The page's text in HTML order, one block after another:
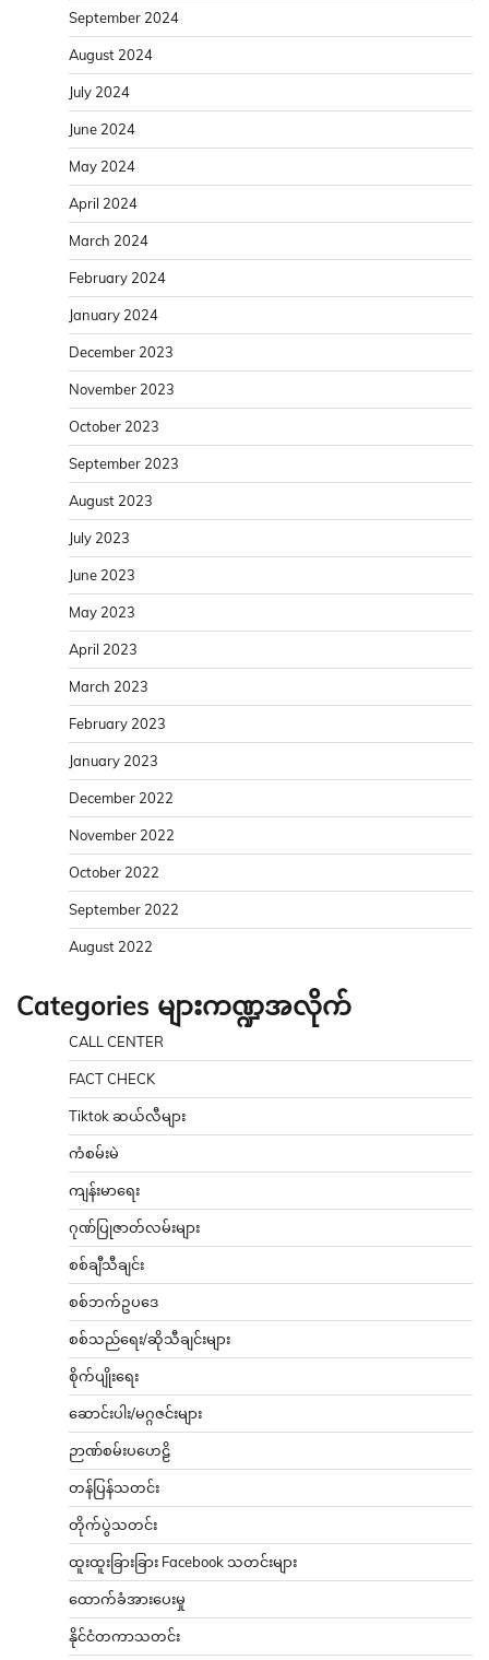
September 2024
August 2024
July 2024
June 2024
May 2024
April 2024
March 2024
February 2024
January 2024
December 2023
November 2023
October 2023
September 2023
August 2023
July 2023
June 2023
May 2023
April 2023
March 2023
February 2023
January 2023
December 2022
November 2022
October 2022
September 2022
August 2022
Categories များကဏ္ဍအလိုက်
CALL CENTER
FACT CHECK
Tiktok ဆယ်လီများ
ကံစမ်းမဲ
ကျန်းမာရေး
ဂုဏ်ပြုဇာတ်လမ်းများ
စစ်ချီသီချင်း
စစ်ဘက်ဥပဒေ
စစ်သည်ရေး/ဆိုသီချင်းများ
စိုက်ပျိုးရေး
ဆောင်းပါး/မဂ္ဂဇင်းများ
ဉာဏ်စမ်းပဟေဠိ
တန်ပြန်သတင်း
တိုက်ပွဲသတင်း
ထူးထူးခြားခြား Facebook သတင်းများ
ထောက်ခံအားပေးမှု
နိုင်ငံတကာသတင်း